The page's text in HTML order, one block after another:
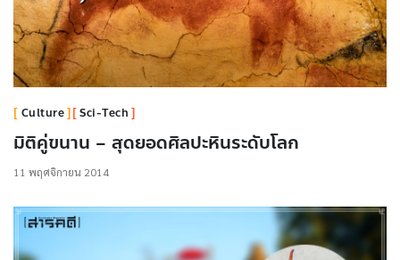
Culture Sci-Tech
มิติคู่ขนาน – สุดยอดศิลปะหินระดับโลก
11 พฤศจิกายน 2014